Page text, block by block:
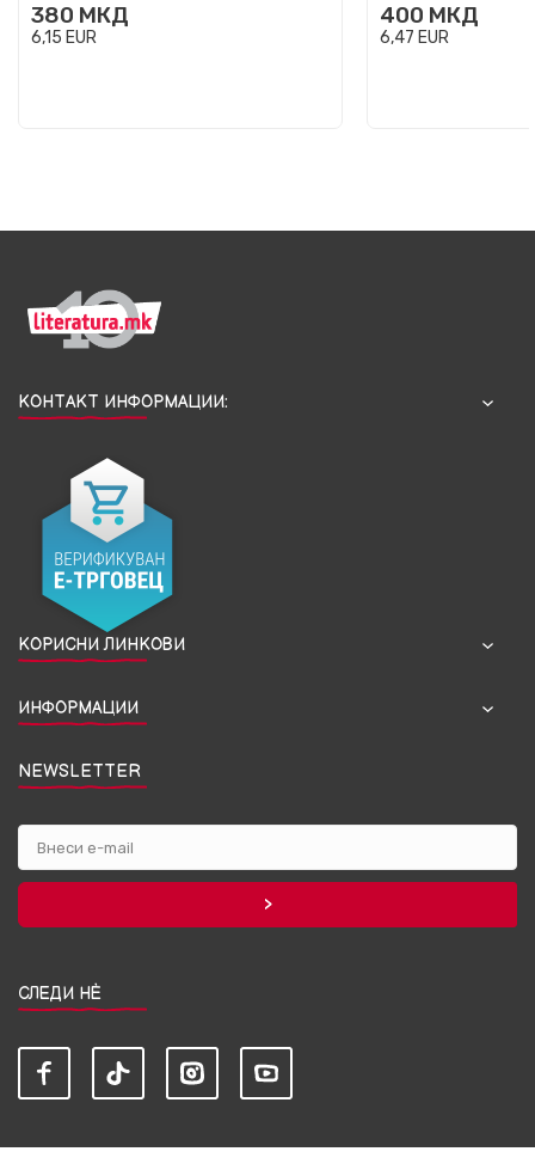
380 МКД
6,15 EUR
400 МКД
6,47 EUR
КОНТАКТ ИНФОРМАЦИИ:
КОРИСНИ ЛИНКОВИ
ИНФОРМАЦИИ
NEWSLETTER
СЛЕДИ НЀ